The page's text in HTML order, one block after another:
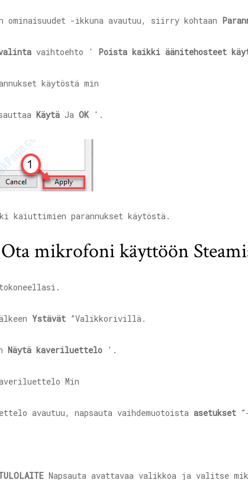
ominaisuudet -ikkuna avautuu, siirry kohtaan
vaihtoehto ' Poista kaikki äänitehosteet
Käytä Ja OK'.
kaiuttimien parannukset käytöstä.
mikrofoni käyttöön
Ystävät ”Valikkorivillä.
Näytä kaveriluettelo '.
avautuu, napsauta vaihdemuotoista asetukset
Napsauta avattavaa valikkoa ja valitse